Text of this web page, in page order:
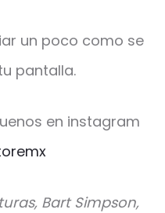
un poco como se
pantalla.
en instagram
Bart Simpson,